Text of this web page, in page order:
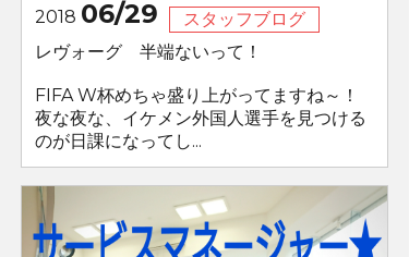
2018 06/29
スタッフブログ
レヴォーグ 半端ないって！
FIFA W杯めちゃ盛り上がってますね～！
夜な夜な、イケメン外国人選手を見つける
のが日課になってし...